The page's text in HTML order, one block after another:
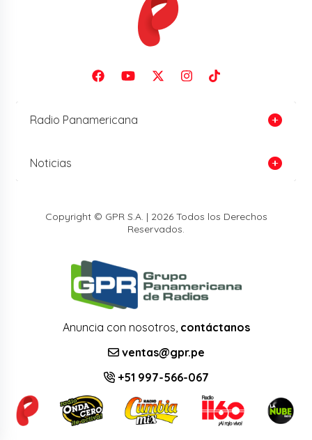
Radio Panamericana
Noticias
Copyright © GPR S.A. | 2026 Todos los Derechos
Reservados.
Anuncia con nosotros, contáctanos
ventas@gpr.pe
+51 997-566-067